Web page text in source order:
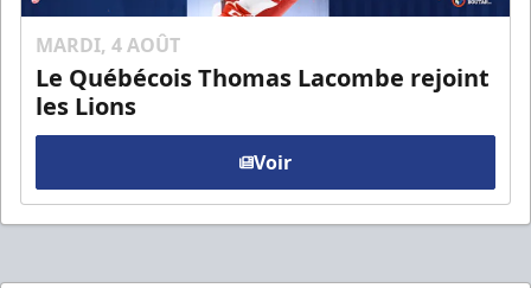
MARDI, 4 AOÛT
Le Québécois Thomas Lacombe rejoint
les Lions
Voir